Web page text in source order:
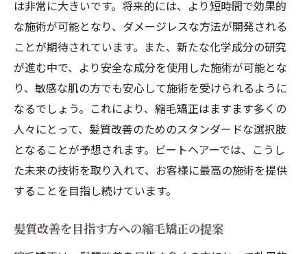
は非常に大きいです。将来的には、より短時間で効果的
な施術が可能となり、ダメージレスな方法が開発される
ことが期待されています。また、新たな化学成分の研究
が進む中で、より安全な成分を使用した施術が可能とな
り、敏感な肌の方でも安心して施術を受けられるように
なるでしょう。これにより、縮毛矯正はますます多くの
人々にとって、髪質改善のためのスタンダードな選択肢
となることが予想されます。ビートヘアーでは、こうし
た未来の技術を取り入れて、お客様に最高の施術を提供
することを目指し続けています。
髪質改善を目指す方への縮毛矯正の提案